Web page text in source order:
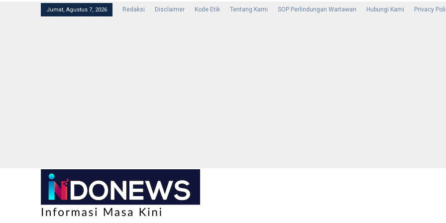
Jumat, Agustus 7, 2026 Redaksi Disclaimer Kode Etik Tentang Kami SOP Perlindungan Wartawan Hubungi Kami Privacy